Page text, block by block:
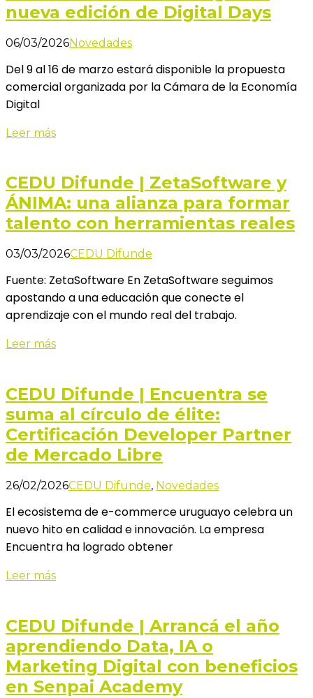
nueva edición de Digital Days
06/03/2026Novedades
Del 9 al 16 de marzo estará disponible la propuesta
comercial organizada por la Cámara de la Economía
Digital
Leer más
CEDU Difunde | ZetaSoftware y
ÁNIMA: una alianza para formar
talento con herramientas reales
03/03/2026CEDU Difunde
Fuente: ZetaSoftware En ZetaSoftware seguimos
apostando a una educación que conecte el
aprendizaje con el mundo real del trabajo.
Leer más
CEDU Difunde | Encuentra se
suma al círculo de élite:
Certificación Developer Partner
de Mercado Libre
26/02/2026CEDU Difunde, Novedades
El ecosistema de e-commerce uruguayo celebra un
nuevo hito en calidad e innovación. La empresa
Encuentra ha logrado obtener
Leer más
CEDU Difunde | Arrancá el año
aprendiendo Data, IA o
Marketing Digital con beneficios
en Senpai Academy